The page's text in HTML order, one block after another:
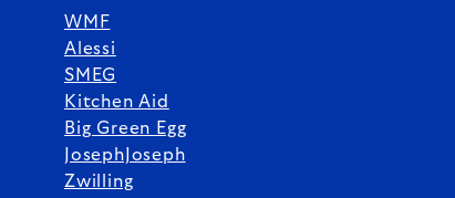
WMF
Alessi
SMEG
Kitchen Aid
Big Green Egg
JosephJoseph
Zwilling